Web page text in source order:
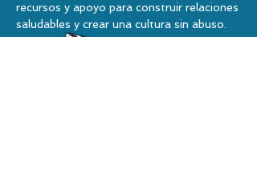
recursos y apoyo para construir relaciones
saludables y crear una cultura sin abuso.